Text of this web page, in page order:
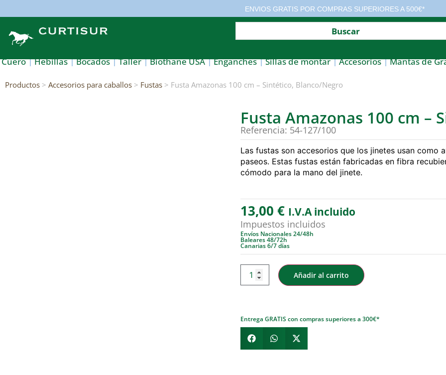
ENVIOS GRATIS POR COMPRAS SUPERIORES A 500€*
Cuero Hebillas Bocados Taller Biothane USA Enganches Sillas de montar Accesorios Mantas de
Productos > Accesorios para caballos > Fustas > Fusta Amazonas 100 cm – Sintético, Blanco/Negro
Fusta Amazonas 100 cm –
Referencia: 54-127/100
Las fustas son accesorios que los jinetes usan
paseos. Estas fustas están fabricadas en fibra
cómodo para la mano del jinete.
13,00€ I.V.A incluido
Impuestos incluidos
Envíos Nacionales 24/48h
Baleares 48/72h
Canarias 6/7 días
Añadir al carrito
Entrega GRATIS con compras superiores a 300€*